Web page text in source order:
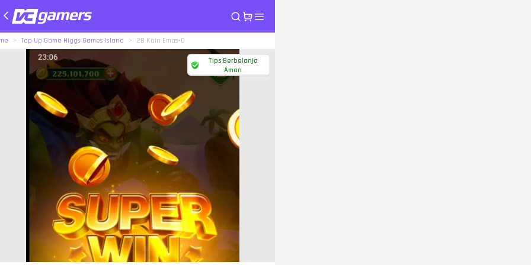
Top Up Game Higgs Games Island 2B Koin Emas-D
Tips Berbelanja
Aman